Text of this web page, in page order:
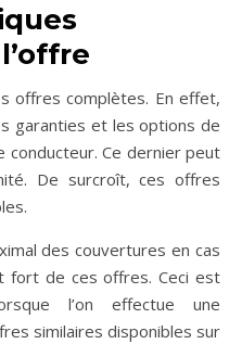
offres complètes. En effet,
garanties et les options de
Ce dernier peut
De surcroît, ces offres
des couvertures en cas
fort de ces offres. Ceci est
l’on effectue une
similaires disponibles sur